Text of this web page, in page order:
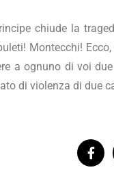
chiude la
Montecchi!
a ognuno di voi
di violenza di due